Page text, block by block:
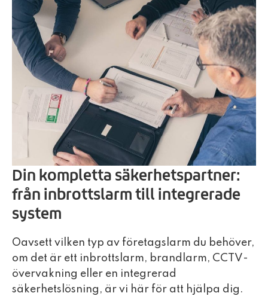
Din kompletta säkerhetspartner:
från inbrottslarm till integrerade
system
Oavsett vilken typ av företagslarm du behöver,
om det är ett inbrottslarm, brandlarm, CCTV-
övervakning eller en integrerad
säkerhetslösning, är vi här för att hjälpa dig.